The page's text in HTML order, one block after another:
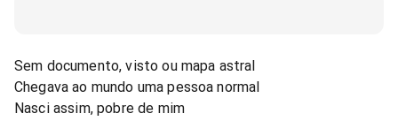
Sem documento, visto ou mapa astral
Chegava ao mundo uma pessoa normal
Nasci assim, pobre de mim